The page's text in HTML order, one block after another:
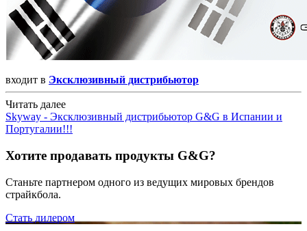
входит в Эксклюзивный дистрибьютор
Читать далее
Skyway - Эксклюзивный дистрибьютор G&G в Испании и
Португалии!!!
Хотите продавать продукты G&G?
Станьте партнером одного из ведущих мировых брендов
страйкбола.
Стать дилером